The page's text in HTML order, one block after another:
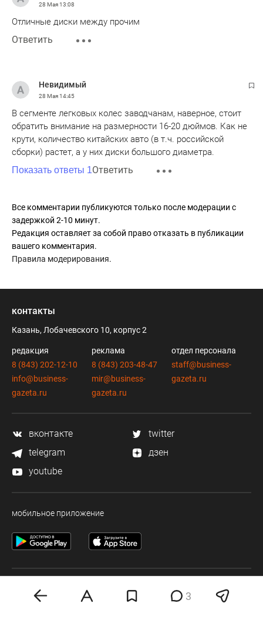
28 Мая13:08
Отличные диски между прочим
Ответить
Невидимый
28 Мая14:45
В сегменте легковых колес заводчанам, наверное, стоит
обратить внимание на размерности 16-20 дюймов. Как не
крути, количество китайских авто (в т.ч. российской
сборки) растет, а у них диски большого диаметра.
Показать ответы 1Ответить
Все комментарии публикуются только после модерации с
задержкой 2-10 минут.
Редакция оставляет за собой право отказать в публикации
вашего комментария.
Правила модерирования.
3
контакты
Казань, Лобачевского 10, корпус 2
редакция
8 (843) 202-12-10
info@business-
gazeta.ru
реклама
8 (843) 203-48-47
mir@business-
gazeta.ru
отдел персонала
staff@business-
gazeta.ru
вконтакте
twitter
telegram
дзен
youtube
мобильное приложение
Деловая электронная газета «Бизнес Online» (на связи).
Свидетельство о регистрации СМИ Эл №ФС 77-33484 от 15.10.08.